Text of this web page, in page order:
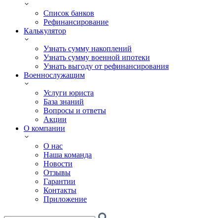
Список банков
Рефинансирование
Калькулятор
Узнать сумму накоплений
Узнать сумму военной ипотеки
Узнать выгоду от рефинансирования
Военнослужащим
Услуги юриста
База знаний
Вопросы и ответы
Акции
О компании
О нас
Наша команда
Новости
Отзывы
Гарантии
Контакты
Приложение